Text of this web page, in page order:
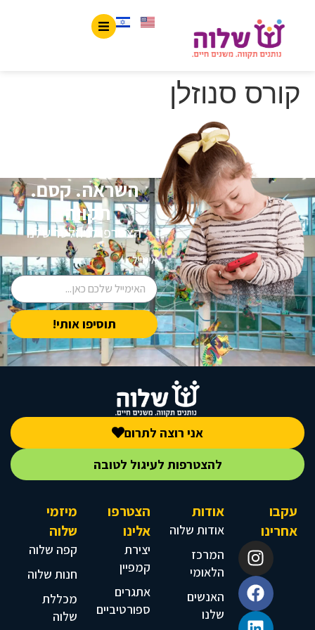
קורס סנוזלן
השראה. קסם.
תקווה.
הצטרפו לניוזלטר שלנו
אימייל
תוסיפו אותי!
אני רוצה לתרום
להצטרפות לעיגול לטובה
עקבו
אחרינו
אודות
אודות שלוה
המרכז
הלאומי
האנשים
שלנו
הצטרפו
אלינו
יצירת
קמפיין
אתגרים
ספורטיביים
מיזמי
שלוה
קפה שלוה
חנות שלוה
מכללת
שלוה